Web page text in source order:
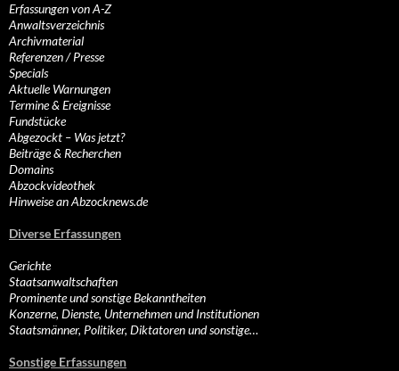
Erfassungen von A-Z
Anwaltsverzeichnis
Archivmaterial
Referenzen / Presse
Specials
Aktuelle Warnungen
Termine & Ereignisse
Fundstücke
Abgezockt – Was jetzt?
Beiträge & Recherchen
Domains
Abzockvideothek
Hinweise an Abzocknews.de
Diverse Erfassungen
Gerichte
Staatsanwaltschaften
Prominente und sonstige Bekanntheiten
Konzerne, Dienste, Unternehmen und Institutionen
Staatsmänner, Politiker, Diktatoren und sonstige…
Sonstige Erfassungen